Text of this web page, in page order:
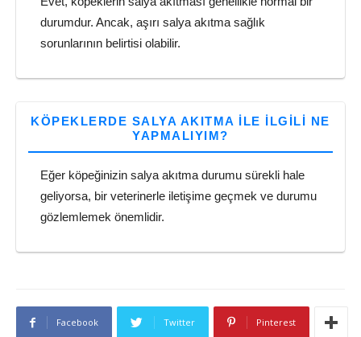
durumdur. Ancak, aşırı salya akıtma sağlık
sorunlarının belirtisi olabilir.
KÖPEKLERDE SALYA AKITMA ILE ILGILI NE
YAPMALIYIM?
Eğer köpeğinizin salya akıtma durumu sürekli hale
geliyorsa, bir veterinerle iletişime geçmek ve durumu
gözlemlemek önemlidir.
Facebook Twitter Pinterest